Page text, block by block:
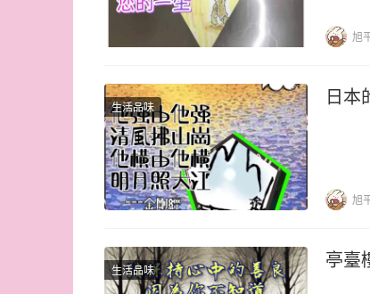
旭
生活品味 日本
旭
生活品味 亭臺